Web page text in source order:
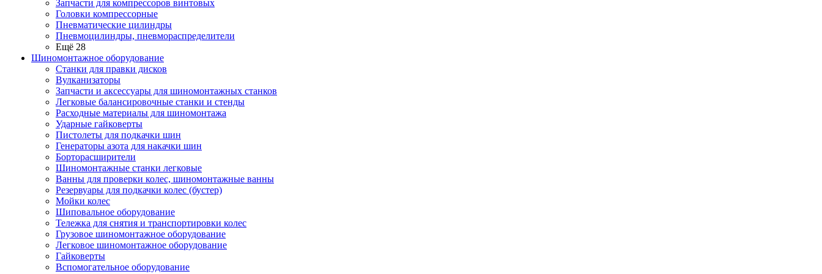
Запчасти для компрессоров винтовых
Головки компрессорные
Пневматические цилиндры
Пневмоцилиндры, пневмораспределители
Ещё 28
Шиномонтажное оборудование
Станки для правки дисков
Вулканизаторы
Запчасти и аксессуары для шиномонтажных станков
Легковые балансировочные станки и стенды
Расходные материалы для шиномонтажа
Ударные гайковерты
Пистолеты для подкачки шин
Генераторы азота для накачки шин
Борторасширители
Шиномонтажные станки легковые
Ванны для проверки колес, шиномонтажные ванны
Резервуары для подкачки колес (бустер)
Мойки колес
Шиповальное оборудование
Тележка для снятия и транспортировки колес
Грузовое шиномонтажное оборудование
Легковое шиномонтажное оборудование
Гайковерты
Вспомогательное оборудование